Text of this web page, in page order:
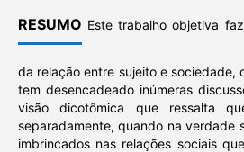
RESUMO Este trabalho objetiva
da relação entre sujeito e sociedade,
tem desencadeado inúmeras
visão dicotômica que ressalta
separadamente, quando na verdade
imbrincados nas relações sociais